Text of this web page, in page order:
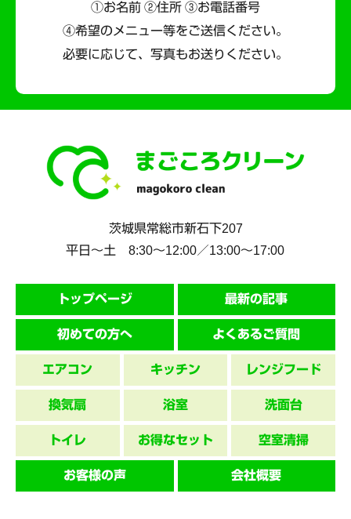
①お名前 ②住所 ③お電話番号
④希望のメニュー等をご送信ください。
必要に応じて、写真もお送りください。
茨城県常総市新石下207
平日～土 8:30〜12:00／13:00〜17:00
トップページ 最新の記事
初めての方へ よくあるご質問
エアコン キッチン レンジフード
換気扇 浴室 洗面台
トイレ お得なセット 空室清掃
お客様の声 会社概要